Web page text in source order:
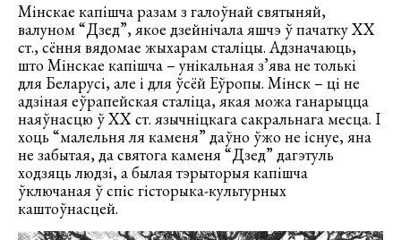
Мінскае капішча разам з галоўнай святыняй,
валуном “Дзед”, якое дзейнічала яшчэ ў пачатку ХХ
ст., сёння вядомае жыхарам сталіцы. Адзначаюць,
што Мінскае капішча – унікальная з’ява не толькі
для Беларусі, але і для ўсёй Еўропы. Мінск – ці не
адзіная еўрапейская сталіца, якая можа ганарыцца
наяўнасцю ў ХХ ст. язычніцкага сакральнага месца. І
хоць “малельня ля каменя” даўно ўжо не існуе, яна
не забытая, да святога каменя “Дзед” дагэтуль
ходзяць людзі, а былая тэрыторыя капішча
ўключаная ў спіс гісторыка-культурных
каштоўнасцей.